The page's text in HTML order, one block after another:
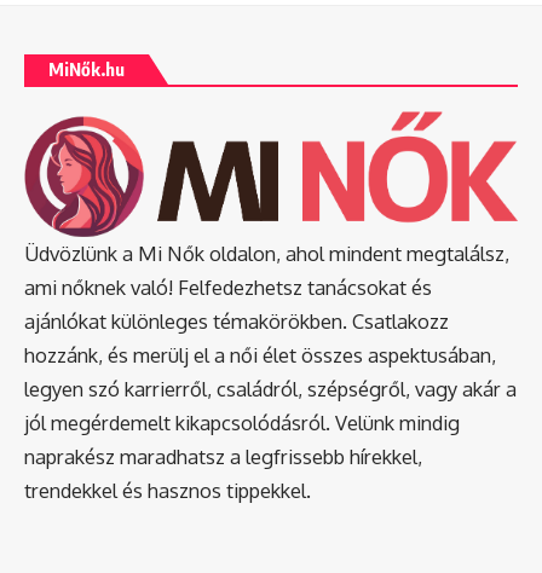
MiNők.hu
Üdvözlünk a Mi Nők oldalon, ahol mindent megtalálsz,
ami nőknek való! Felfedezhetsz tanácsokat és
ajánlókat különleges témakörökben. Csatlakozz
hozzánk, és merülj el a női élet összes aspektusában,
legyen szó karrierről, családról, szépségről, vagy akár a
jól megérdemelt kikapcsolódásról. Velünk mindig
naprakész maradhatsz a legfrissebb hírekkel,
trendekkel és hasznos tippekkel.